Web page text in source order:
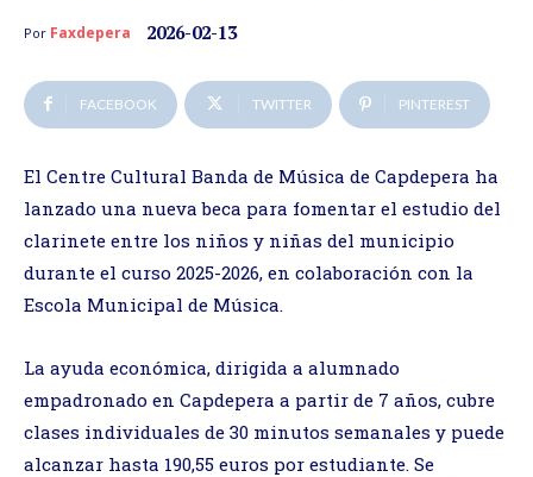
Por Faxdepera 2026-02-13
FACEBOOK TWITTER PINTEREST
El Centre Cultural Banda de Música de Capdepera ha
lanzado una nueva beca para fomentar el estudio del
clarinete entre los niños y niñas del municipio
durante el curso 2025-2026, en colaboración con la
Escola Municipal de Música.
La ayuda económica, dirigida a alumnado
empadronado en Capdepera a partir de 7 años, cubre
clases individuales de 30 minutos semanales y puede
alcanzar hasta 190,55 euros por estudiante. Se